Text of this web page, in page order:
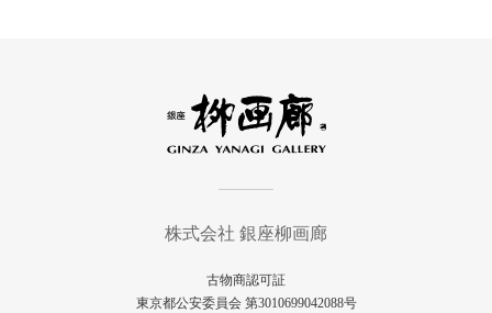
株式会社 銀座柳画廊
古物商認可証
東京都公安委員会 第3010699042088号